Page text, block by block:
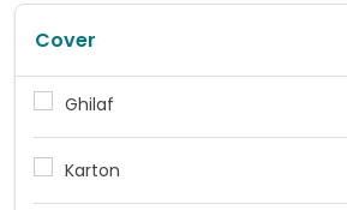
Cover
Ghilaf
Karton